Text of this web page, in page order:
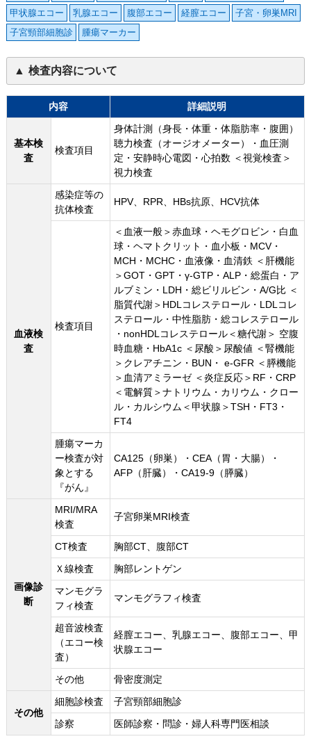
甲状腺エコー
乳腺エコー 腹部エコー 経膣エコー
子宮・卵巣MRI
子宮頸部細胞診
腫瘍マーカー
検査内容について
内容 詳細説明
基本検
査
検査項目
身体計測（身長・体重・体脂肪率・腹囲）
聴力検査（オージオメーター）・血圧測
定・安静時心電図・心拍数 ＜視覚検査＞
視力検査
血液検
査
感染症等の
抗体検査
HPV、RPR、HBs抗原、HCV抗体
検査項目
＜血液一般＞赤血球・ヘモグロビン・白血
球・ヘマトクリット・血小板・MCV・
MCH・MCHC・血液像・血清鉄 ＜肝機能
＞GOT・GPT・γ-GTP・ALP・総蛋白・ア
ルブミン・LDH・総ビリルビン・A/G比 ＜
脂質代謝＞HDLコレステロール・LDLコレ
ステロール・中性脂肪・総コレステロール
・nonHDLコレステロール＜糖代謝＞ 空腹
時血糖・HbA1c ＜尿酸＞尿酸値 ＜腎機能
＞クレアチニン・BUN・ e-GFR ＜膵機能
＞血清アミラーゼ ＜炎症反応＞RF・CRP
＜電解質＞ナトリウム・カリウム・クロー
ル・カルシウム＜甲状腺＞TSH・FT3・
FT4
腫瘍マーカ
ー検査が対
象とする
『がん』
CA125（卵巣）・CEA（胃・大腸）・
AFP（肝臓）・CA19-9（膵臓）
画像診
断
MRI/MRA
検査
子宮卵巣MRI検査
CT検査
胸部CT、腹部CT
Ｘ線検査
胸部レントゲン
マンモグラ
フィ検査
マンモグラフィ検査
超音波検査
（エコー検
査）
経膣エコー、乳腺エコー、腹部エコー、甲
状腺エコー
その他 骨密度測定
その他
細胞診検査
子宮頸部細胞診
診察
医師診察・問診・婦人科専門医相談